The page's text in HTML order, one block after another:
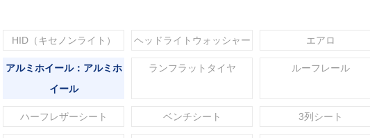
HID（キセノンライト） ヘッドライトウォッシャー エアロ
アルミホイール：アルミホ
イール
ランフラットタイヤ ルーフレール
ハーフレザーシート ベンチシート 3列シート